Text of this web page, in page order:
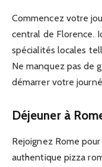
Commencez votre
central de Florence.
spécialités locales
Ne manquez pas de
démarrer votre
Déjeuner à
Rejoignez Rome
authentique pizza